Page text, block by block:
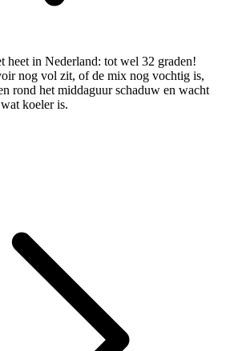
heet in Nederland: tot wel 32 graden!
nog vol zit, of de mix nog vochtig is,
rond het middaguur schaduw en wacht
koeler is.